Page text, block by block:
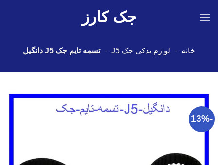
جک کارز
خانه - لوازم یدکی جک J5 - تسمه تایم جک J5 دانگیل
-13%